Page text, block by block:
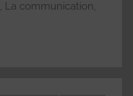
, La communication,